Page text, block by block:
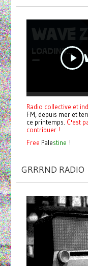
Radio collective et
FM, depuis mer et
ce printemps. C'est
contribuer !
Free Palestine !
GRRRND RADIO